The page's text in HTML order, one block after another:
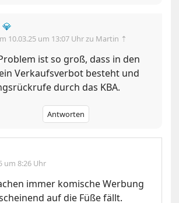
💎
10.03.25 um 13:07 Uhrzu Martin ⇡
ist so groß, dass in den
Verkaufsverbot besteht und
durch das KBA.
Antworten
um 8:26 Uhr
immer komische Werbung
auf die Füße fällt.